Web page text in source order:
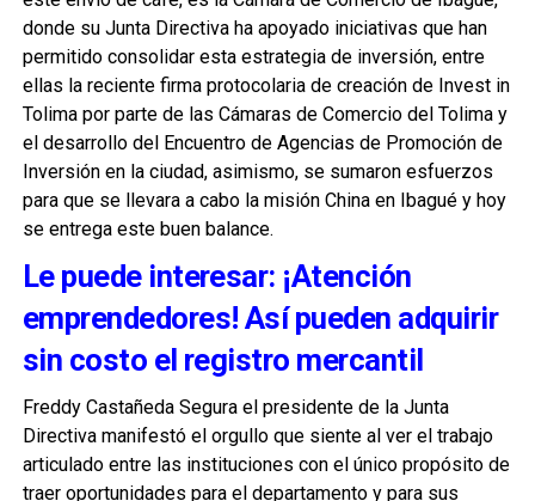
donde su Junta Directiva ha apoyado iniciativas que han
permitido consolidar esta estrategia de inversión, entre
ellas la reciente firma protocolaria de creación de Invest in
Tolima por parte de las Cámaras de Comercio del Tolima y
el desarrollo del Encuentro de Agencias de Promoción de
Inversión en la ciudad, asimismo, se sumaron esfuerzos
para que se llevara a cabo la misión China en Ibagué y hoy
se entrega este buen balance.
Le puede interesar: ¡Atención
emprendedores! Así pueden adquirir
sin costo el registro mercantil
Freddy Castañeda Segura el presidente de la Junta
Directiva manifestó el orgullo que siente al ver el trabajo
articulado entre las instituciones con el único propósito de
traer oportunidades para el departamento y para sus